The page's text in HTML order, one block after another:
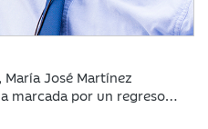
José Martínez
marcada por un regreso
frente a la que los